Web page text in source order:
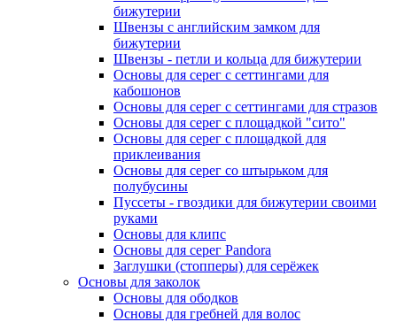
бижутерии
Швензы с английским замком для
бижутерии
Швензы - петли и кольца для бижутерии
Основы для серег с сеттингами для
кабошонов
Основы для серег с сеттингами для стразов
Основы для серег с площадкой "сито"
Основы для серег с площадкой для
приклеивания
Основы для серег со штырьком для
полубусины
Пуссеты - гвоздики для бижутерии своими
руками
Основы для клипс
Основы для серег Pandora
Заглушки (стопперы) для серёжек
Основы для заколок
Основы для ободков
Основы для гребней для волос